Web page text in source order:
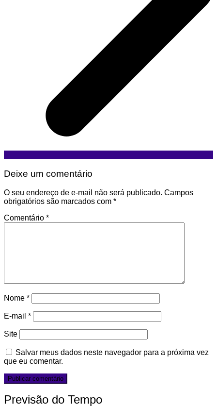
Deixe um comentário
O seu endereço de e-mail não será publicado. Campos
obrigatórios são marcados com *
Comentário *
Nome *
E-mail *
Site
Salvar meus dados neste navegador para a próxima vez
que eu comentar.
Previsão do Tempo